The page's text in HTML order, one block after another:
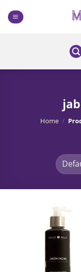
content
Home /